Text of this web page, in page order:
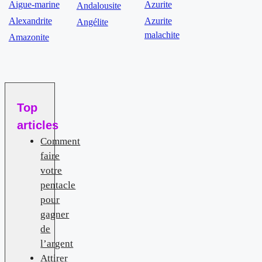
Aigue-marine
Alexandrite
Amazonite
Andalousite
Angélite
Azurite
Azurite
malachite
Top
articles
Comment
faire
votre
pentacle
pour
gagner
de
l’argent
Attirer